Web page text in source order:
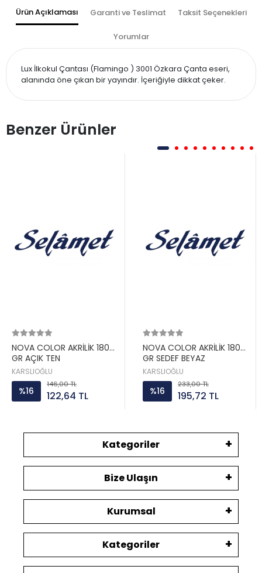
Ürün Açıklaması Garanti ve Teslimat Taksit Seçenekleri
Yorumlar
Lux İlkokul Çantası (Flamingo ) 3001 Özkara Çanta eseri,
alanında öne çıkan bir yayındır. İçeriğiyle dikkat çeker.
Benzer Ürünler
NOVA COLOR AKRİLİK 180
GR AÇIK TEN
KARSLIOĞLU
%16
146,00 TL
122,64 TL
NOVA COLOR AKRİLİK 180
GR SEDEF BEYAZ
KARSLIOĞLU
%16
233,00 TL
195,72 TL
Kategoriler
Bize Ulaşın
Kurumsal
Kategoriler